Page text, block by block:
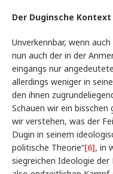
Der Duginsche Kontext
Unverkennbar, wenn
nun auch der in der
eingangs nur
allerdings weniger in
den ihnen
Schauen wir ein
wir verstehen, was der
Dugin in seinem
politische Theorie“[6], in
siegreichen Ideologie der